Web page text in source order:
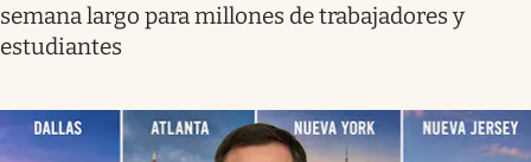
semana largo para millones de trabajadores y
estudiantes